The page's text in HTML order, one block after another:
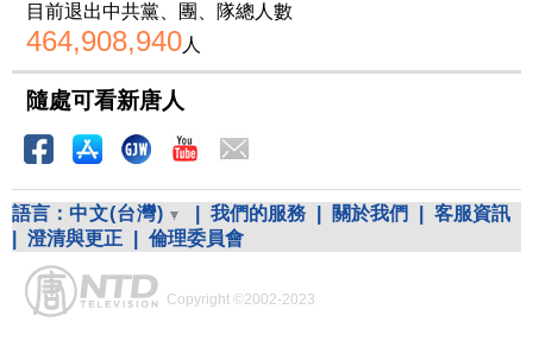
目前退出中共黨、團、隊總人數
464,908,940人
隨處可看新唐人
語言： 中文(台灣) 我們的服務 關於我們
客服資訊
澄清與更正 倫理委員會
Copyright ©2002-2023